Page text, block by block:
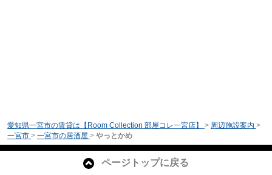
愛知県一宮市の賃貸は【Room Collection 部屋コレ一宮店】 > 周辺施設案内 >
一宮市 > 一宮市の居酒屋 > やっとかめ
ページトップに戻る